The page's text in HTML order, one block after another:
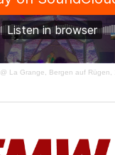
@ La Grange, Bergen auf Rügen,